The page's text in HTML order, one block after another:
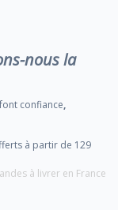
nous la
confiance,
à partir de 129
à livrer en France